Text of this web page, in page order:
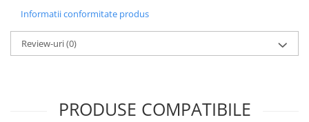
Informatii conformitate produs
Review-uri(0)
PRODUSE COMPATIBILE